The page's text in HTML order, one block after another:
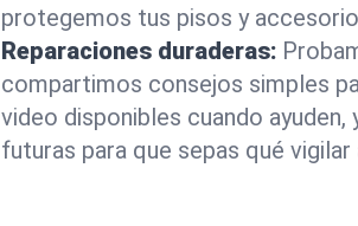
protegemos tus pisos y
Reparaciones duraderas:
compartimos consejos simples
video disponibles cuando
futuras para que sepas qué